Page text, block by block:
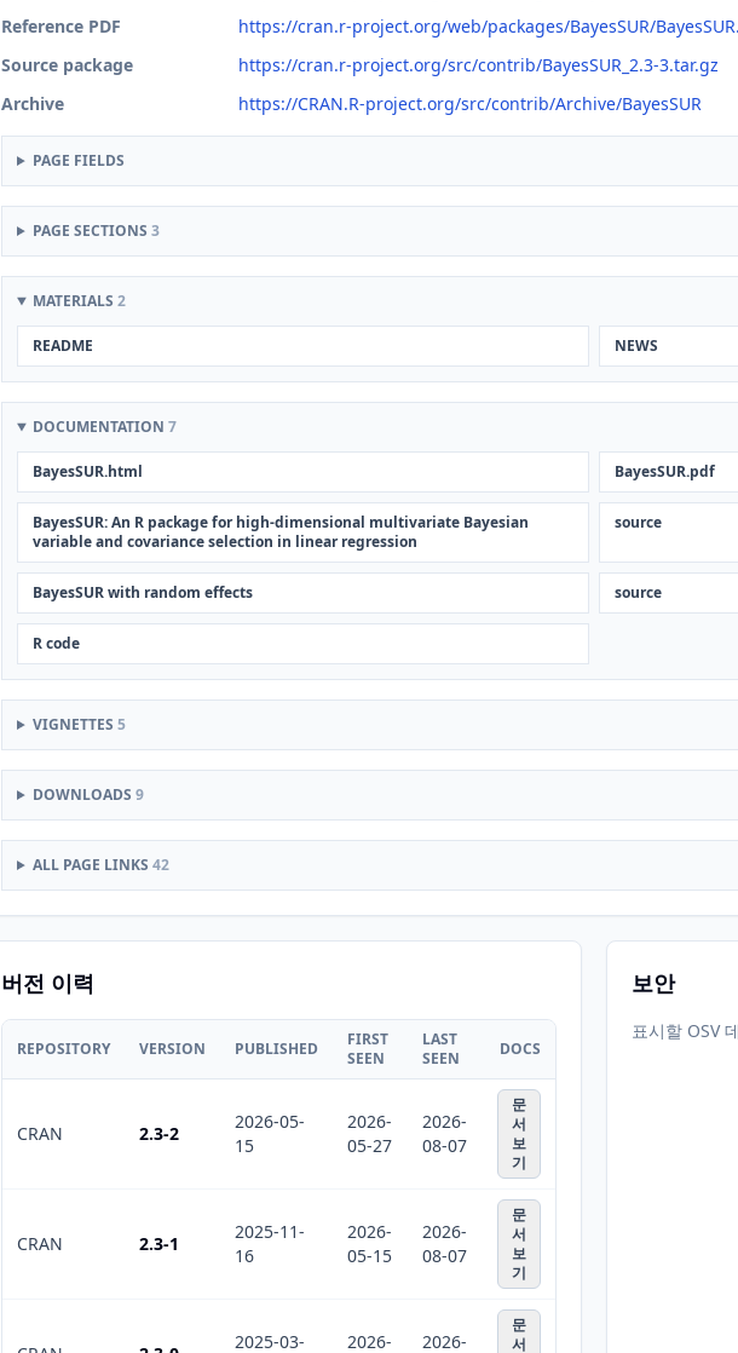
Reference PDF
https://cran.r-project.org/web/packages/BayesSUR/
Source package
https://cran.r-project.org/src/contrib/BayesSUR_2.3-3.tar.gz
Archive
https://CRAN.R-project.org/src/contrib/Archive/BayesSUR
PAGE FIELDS
PAGE SECTIONS 3
MATERIALS 2
README NEWS
DOCUMENTATION 7
BayesSUR.html BayesSUR.pdf
BayesSUR: An R package for high-dimensional multivariate Bayesian
variable and covariance selection in linear regression
source
BayesSUR with random effects source
R code
VIGNETTES 5
DOWNLOADS 9
ALL PAGE LINKS 42
버전 이력
REPOSITORY VERSION PUBLISHED
FIRST
SEEN
LAST
SEEN
DOCS
CRAN 2.3-2
2026-05-
15
2026-
05-27
2026-
08-07
문
서
보
기
CRAN 2.3-1
2025-11-
16
2026-
05-15
2026-
08-07
문
서
보
기
2025-03- 2026- 2026-
문
서
보안
표시할 OSV